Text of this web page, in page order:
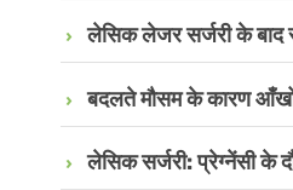
लेसिक लेजर सर्जरी के बाद
बदलते मौसम के कारण आँखों
लेसिक सर्जरी: प्रेग्नेंसी के